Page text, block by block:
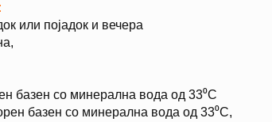
или појадок и вечера
базен со минерална вода од 33⁰С
базен со минерална вода од 33⁰С,